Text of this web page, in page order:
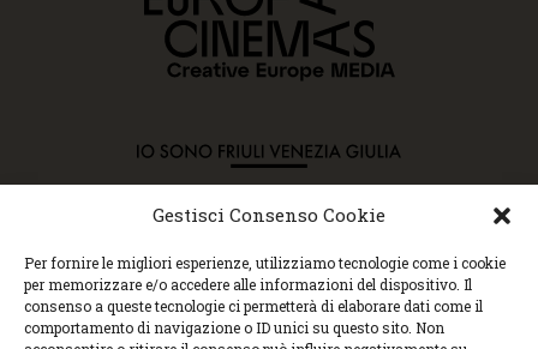
Gestisci Consenso Cookie
Per fornire le migliori esperienze, utilizziamo tecnologie come i cookie
per memorizzare e/o accedere alle informazioni del dispositivo. Il
consenso a queste tecnologie ci permetterà di elaborare dati come il
comportamento di navigazione o ID unici su questo sito. Non
Copyright © 2015 Cec, Tutti i diritti riservati. Nessun
contenuto può essere copiato o manipolato. Accedendo al
sito approvi la Policy sulla privacy e la Policy sui
contenuti.
Centro espressioni cinematografiche, via Villalta, 24 |